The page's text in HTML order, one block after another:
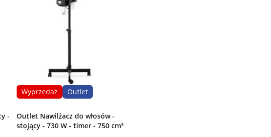
-
Wyprzedaż Outlet
Outlet Nawilżacz do włosów -
stojący - 730 W - timer - 750 cm³